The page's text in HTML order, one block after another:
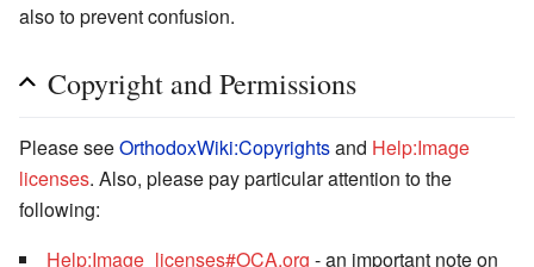
also to prevent confusion.
Copyright and Permissions
Please seeOrthodoxWiki:Copyrightsand Help:Image
licenses. Also, please pay particular attention to the
following:
Help:Image_licenses#OCA.org - an important note on